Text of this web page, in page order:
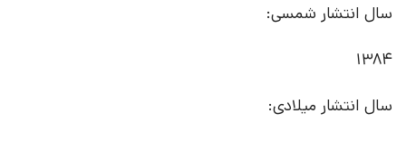
سال انتشار شمسی:
1384
سال انتشار میلادی: